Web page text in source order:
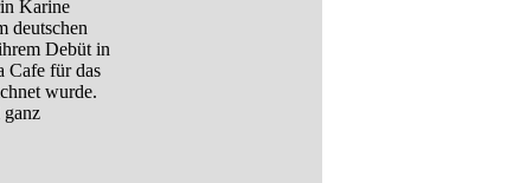
Karine
deutschen
Debüt in
Cafe für das
wurde.